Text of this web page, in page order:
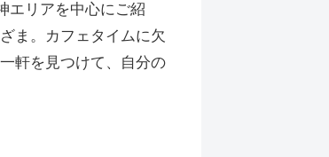
エリアを中心にご紹
ま。カフェタイムに欠
軒を見つけて、自分の